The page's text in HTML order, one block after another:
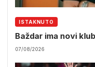
ISTAKNUTO
Baždar ima novi klub
07/08/2026